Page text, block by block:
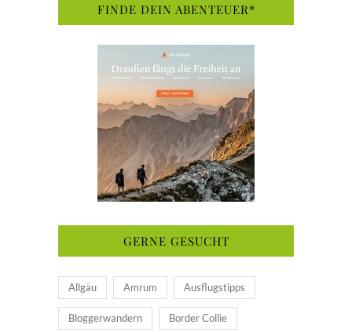
FINDE DEIN ABENTEUER*
GERNE GESUCHT
Allgäu Amrum Ausflugstipps
Bloggerwandern Border Collie